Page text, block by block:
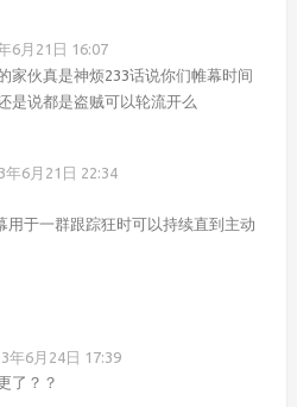
6月21日 16:07
家伙真是神烦233话说你们帷幕时间
说都是盗贼可以轮流开么
年6月21日 22:34
用于一群跟踪狂时可以持续直到主动
年6月24日 17:39
了？？